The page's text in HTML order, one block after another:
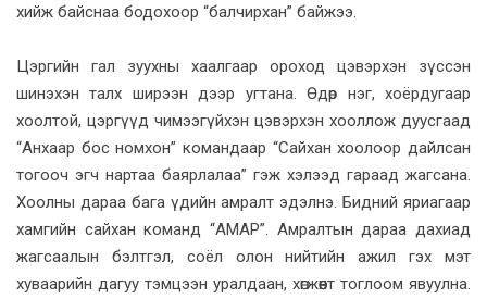
хийж байснаа бодохоор “балчирхан” байжээ.
Цэргийн гал зуухны хаалгаар ороход цэвэрхэн зүссэн
шинэхэн талх ширээн дээр угтана. Өдөр нэг, хоёрдугаар
хоолтой, цэргүүд чимээгүйхэн цэвэрхэн хооллож дуусгаад
“Анхаар бос номхон” командаар “Сайхан хоолоор дайлсан
тогооч эгч нартаа баярлалаа” гэж хэлээд гараад жагсана.
Хоолны дараа бага үдийн амралт эдэлнэ. Бидний яриагаар
хамгийн сайхан команд “АМАР”. Амралтын дараа дахиад
жагсаалын бэлтгэл, соёл олон нийтийн ажил гэх мэт
хуваарийн дагуу тэмцээн уралдаан, хөгжөөнт тоглоом явуулна.